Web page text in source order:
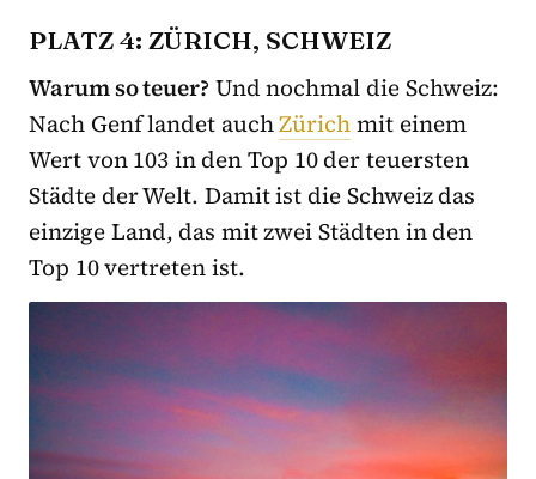
PLATZ 4: ZÜRICH, SCHWEIZ
Warum so teuer? Und nochmal die Schweiz:
Nach Genf landet auchZürichmit einem
Wert von 103 in den Top 10 der teuersten
Städte der Welt. Damit ist die Schweiz das
einzige Land, das mit zwei Städten in den
Top 10 vertreten ist.